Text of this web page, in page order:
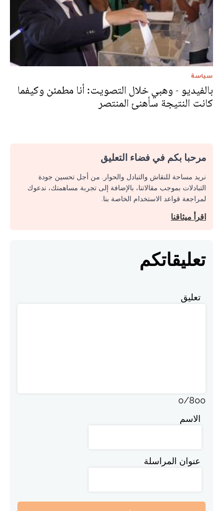
سياسة
بالفيديو - وهبي خلال التصويت: أنا مطمئن وكيفما
كانت النتيجة سأهنئ المنتصر
مرحبا بكم في فضاء التعليق
نريد مساحة للنقاش والتبادل والحوار. من أجل تحسين جودة
التبادلات بموجب مقالاتنا، بالإضافة إلى تجربة مساهمتك، ندعوك
لمراجعة قواعد الاستخدام الخاصة بنا.
اقرأ ميثاقنا
تعليقاتكم
تعليق
0/800
الاسم
عنوان المراسلة